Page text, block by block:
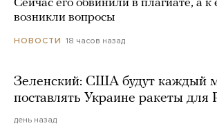
Сейчас его обвинили в плагиате, а к
возникли вопросы
НОВОСТИ 18 часов назад
Зеленский: США будут каждый
поставлять Украине ракеты для
день назад